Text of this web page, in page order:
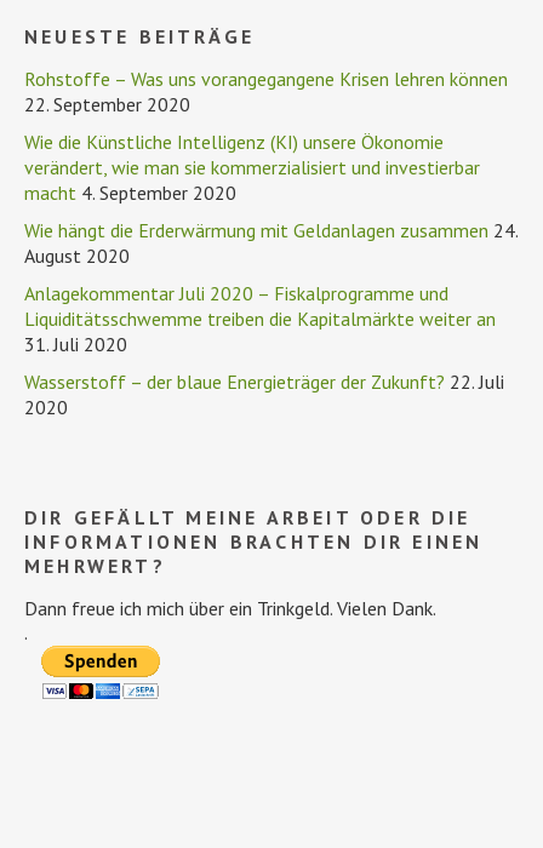
NEUESTE BEITRÄGE
Rohstoffe – Was uns vorangegangene Krisen lehren können
22. September 2020
Wie die Künstliche Intelligenz (KI) unsere Ökonomie
verändert, wie man sie kommerzialisiert und investierbar
macht 4. September 2020
Wie hängt die Erderwärmung mit Geldanlagen zusammen 24.
August 2020
Anlagekommentar Juli 2020 – Fiskalprogramme und
Liquiditätsschwemme treiben die Kapitalmärkte weiter an
31. Juli 2020
Wasserstoff – der blaue Energieträger der Zukunft? 22. Juli
2020
DIR GEFÄLLT MEINE ARBEIT ODER DIE
INFORMATIONEN BRACHTEN DIR EINEN
MEHRWERT?
Dann freue ich mich über ein Trinkgeld. Vielen Dank.
.